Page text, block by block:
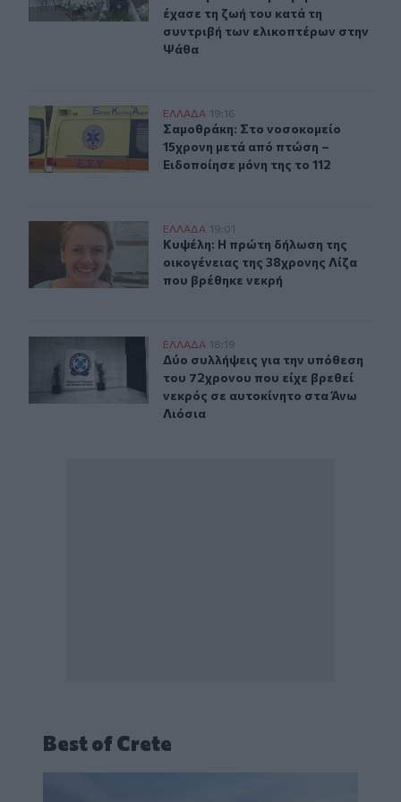
έχασε τη ζωή του κατά τη
συντριβή των ελικοπτέρων στην
Ψάθα
Σαμοθράκη: Στο νοσοκομείο 15χρονη μετά από πτώση –
ΕΛΛAΔΑ 19:16
Σαμοθράκη: Στο νοσοκομείο
Σαμοθράκη: Στο νοσοκομείο
15χρονη μετά από πτώση –
Ειδοποίησε μόνη της το 112
Κυψέλη: Η πρώτη δήλωση της οικογένειας της
ΕΛΛAΔΑ 19:01
Κυψέλη: Η πρώτη δήλωση της
Κυψέλη: Η πρώτη δήλωση της
οικογένειας της 38χρονης Λίζα
που βρέθηκε νεκρή
Δύο συλλήψεις για την υπόθεση του 72χρονου που
ΕΛΛAΔΑ 18:19
Δύο συλλήψεις για την υπόθεση
Δύο συλλήψεις για την υπόθεση
του 72χρονου που είχε βρεθεί
νεκρός σε αυτοκίνητο στα Άνω
Λιόσια
Best of Crete